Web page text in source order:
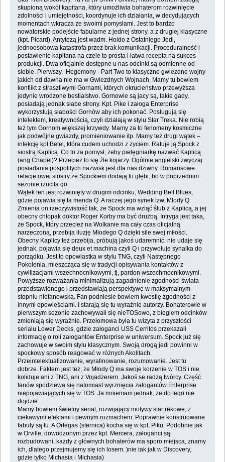
skupioną wokół kapitana, który umożliwia bohaterom rozwinięcie
zdolności i umiejętności, koordynuje ich działania, w decydujących
momentach wkracza ze swoimi pomysłami. Jest to bardzo
nowatorskie podejście fabularne z jednej strony, a z drugiej klasyczne
(kpt. Picard). Antytezą jest wadm. Holdo z Ostatniego Jedi,
jednoosobowa katastrofa przez brak komunikacji. Proceduralność i
postawienie kapitana na czele to prosta i łatwa recepta na sukces
produkcji. Dwa oficjalnie dostępne u nas odcinki są odmienne od
siebie. Pierwszy, Hegemony - Part Two to klasyczne gwiezdne wojny
jakich od dawna nie ma w Gwiezdnych Wojnach. Mamy tu bowiem
konflikt z straszliwymi Gornami, których okrucieństwo przewyższa
jedynie wrodzone bestialstwo. Gornowie są jacy są, takie gady,
posiadają jednak słabe strony. Kpt. Pike i załoga Enterprise
wykorzystują słabości Gornów aby ich pokonać. Posługują się
intelektem, kreatywnością, czyli działają w stylu Star Treka. Nie robią
też tym Gornom większej krzywdy. Mamy za to fenomeny kosmiczne
jak podwójne gwiazdy, promieniowanie itp. Mamy też drugi wątek –
infekcję kpt Betel, która cudem uchodzi z życiem. Ratuje ją Spock z
siostrą Kaplicą. Co to za pomysł, żeby pielęgniarkę nazwać Kaplicą
(ang Chapel)? Przecież to się źle kojarzy. Ogólnie angielski zwyczaj
posiadania pospolitych nazwisk jest dla nas dziwny. Romansowe
relacje owej siostry ze Spockiem dodają tu głębi, bo w poprzednim
sezonie rzuciła go.
Wątek ten jest rozwinięty w drugim odcinku, Wedding Bell Blues,
gdzie pojawia się ta menda Q. A raczej jego synek tzw. Młody Q.
Zmienia on rzeczywistość tak, że Spock ma wziąć ślub z Kaplicą, a jej
obecny chłopak doktor Roger Korby ma być drużbą. Intryga jest taka,
że Spock, który przecież na Wolkanie ma cały czas oficjalną
narzeczoną, przebija iluzję Młodego Q dzięki sile swej miłości.
Obecny Kaplicy też przebija, próbują jakoś udaremnić, nie udaje się
jednak, pojawia się deux et machina czyli Q i przywołuje synalka do
porządku. Jest to opowiastka w stylu TNG, czyli Następnego
Pokolenia, mieszcząca się w tradycji opisywania kontaktów z
cywilizacjami wszechnocnikowymi, tj, pardon wszechmocnikowymi.
Powyższe rozważania minimalizują zagadnienie zgodności świata
przedstawionego i przedstawiają perspektywę w maksymalnym
stopniu niefanowską. Fan podniesie bowiem kwestię zgodności z
innymi opowieściami. I starają się tu wyraźnie autorzy. Bohaterowie w
pierwszym sezonie zachowywali się nieTOSowo, z biegiem odcinków
zmieniają się wyraźnie. Przełomowa była tu wizyta z przyszłości
serialu Lower Decks, gdzie załoganci USS Cerritos przekazali
informację o roli załogantów Enterprise w uniwersum. Spock już się
zachowuje w swoim stylu klasycznym. Swoją drogą jedi powinni w
spockowy sposób reagować w różnych Akolitach.
Przeintelektualizowanie, wyrafinowanie, rozumowanie. Jest tu
dobrze. Faktem jest też, że Młody Q ma swoje korzenie w TOS i nie
koliduje ani z TNG, ani z Vojadżerem. Jakoś se radzą twórcy. Część
fanów spodziewa się natomiast wyrżnięcia załogantów Enterprise
niepojawiających się w TOS. Ja mniemam jednak, że do tego nie
dojdzie.
Mamy bowiem świetny serial, rozwijający motywy startrekowe, z
ciekawymi efektami i pewnym rozmachem. Poprawnie konstruowane
fabuły są tu. A Ortegas (sternica) kocha się w kpt, Piku. Podobnie jak
w Orville, dowodzonym przez kpt. Mercera, załoganci są
rozbudowani, każdy z głównych bohaterów ma sporo miejsca, znamy
ich, dlatego przejmujemy się ich losem. )nie tak jak w Discovery,
gdzie tylko Michasia i Michasia)